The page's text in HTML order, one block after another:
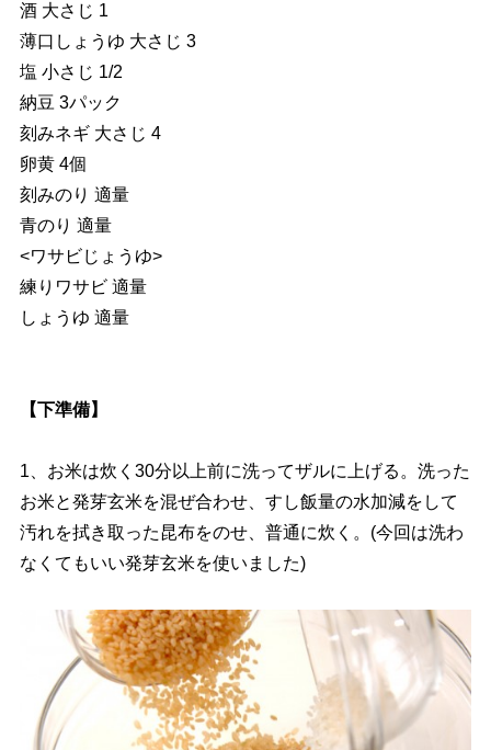
酒 大さじ 1
薄口しょうゆ 大さじ 3
塩 小さじ 1/2
納豆 3パック
刻みネギ 大さじ 4
卵黄 4個
刻みのり 適量
青のり 適量
<ワサビじょうゆ>
練りワサビ 適量
しょうゆ 適量
【下準備】
1、お米は炊く30分以上前に洗ってザルに上げる。洗った
お米と発芽玄米を混ぜ合わせ、すし飯量の水加減をして
汚れを拭き取った昆布をのせ、普通に炊く。(今回は洗わ
なくてもいい発芽玄米を使いました)